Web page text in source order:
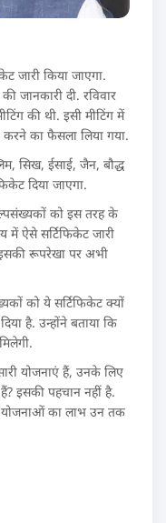
जारी किया जाएगा.
जानकारी दी. रविवार
की थी. इसी मीटिंग में
करने का फैसला लिया गया.
सिख, ईसाई, जैन, बौद्ध
दिया जाएगा.
को इस तरह के
में ऐसे सर्टिफिकेट जारी
इसकी रूपरेखा पर अभी
को ये सर्टिफिकेट क्यों
है. उन्होंने बताया कि
योजनाएं हैं, उनके लिए
इसकी पहचान नहीं है.
योजनाओं का लाभ उन तक